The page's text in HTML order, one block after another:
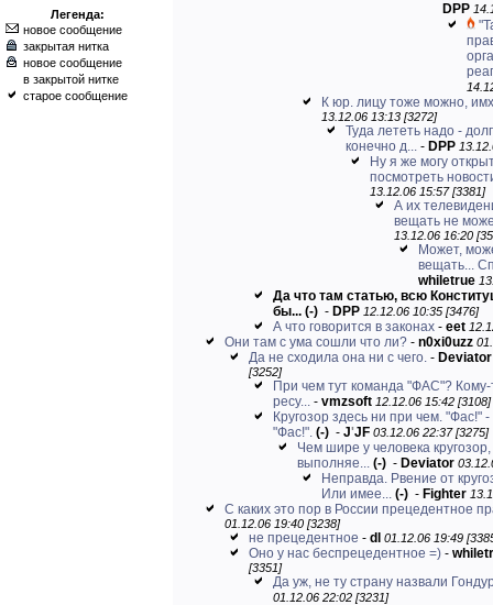
Легенда:
новое сообщение
закрытая нитка
новое сообщение
в закрытой нитке
старое сообщение
DPP
К юр. лицу тоже можно,
13.12.06 13:13 [3272]
Туда лететь надо -
конечно д... - DPP
Ну я же могу
посмотреть
13.12.06 15:57 [3381]
А их
вещать не
13.12.06 16:20
Может,
вещать...
whiletrue
Да что там статью, всю
бы... (-) - DPP 12.12.06 10:35 [3476]
А что говорится в законах - eet
Они там с ума сошли что ли? - n0xi0uzz
Да не сходила она ни с чего. - Deviator
[3252]
При чем тут команда "ФАС"?
ресу... - vmzsoft 12.12.06 15:42 [3108]
Кругозор здесь ни при чем. "Фас!"
"Фас!". (-) - J'JF 03.12.06 22:37 [3275]
Чем шире у человека
выполняе... (-) - Deviator
Неправда. Рвение от
Или имее... (-) - Fighter
С каких это пор в России прецедентное
01.12.06 19:40 [3238]
не прецедентное - dl 01.12.06 19:49
Оно у нас беспрецедентное =) -
[3351]
Да уж, не ту страну назвали
01.12.06 22:02 [3231]